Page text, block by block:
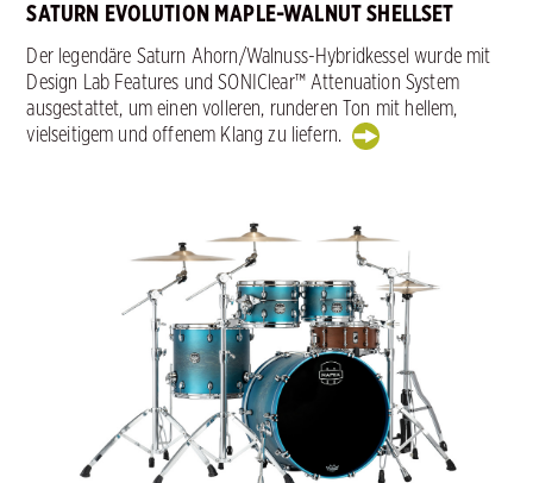
SATURN EVOLUTION MAPLE-WALNUT SHELLSET
Der legendäre Saturn Ahorn/Walnuss-Hybridkessel wurde mit
Design Lab Features und SONIClear™ Attenuation System
ausgestattet, um einen volleren, runderen Ton mit hellem,
vielseitigem und offenem Klang zu liefern.